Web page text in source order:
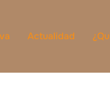
Actualidad